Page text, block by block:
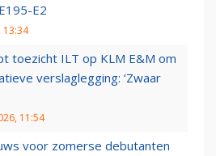
E2
13:34
toezicht ILT op KLM E&M om
verslaglegging: ‘Zwaar
11:54
voor zomerse debutanten